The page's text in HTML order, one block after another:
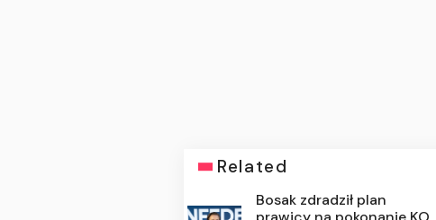
Related
Bosak zdradził plan